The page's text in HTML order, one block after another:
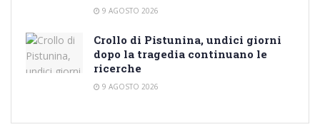
9 AGOSTO 2026
Crollo di Pistunina, undici giorni
dopo la tragedia continuano le
ricerche
9 AGOSTO 2026